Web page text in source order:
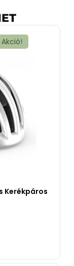
Akció!
Kerékpáros